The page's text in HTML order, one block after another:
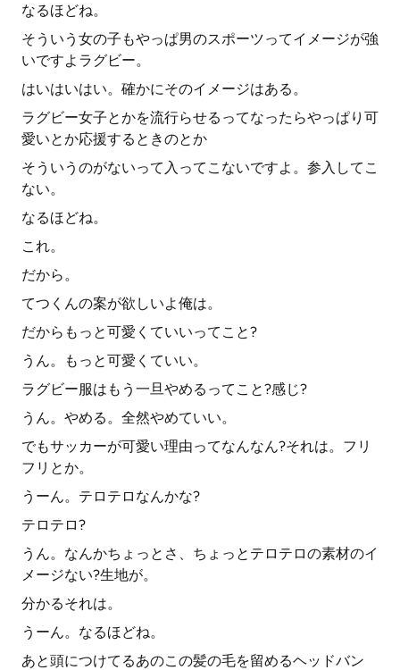
なるほどね。
そういう女の子もやっぱ男のスポーツってイメージが強
いですよラグビー。
はいはいはい。確かにそのイメージはある。
ラグビー女子とかを流行らせるってなったらやっぱり可
愛いとか応援するときのとか
そういうのがないって入ってこないですよ。参入してこ
ない。
なるほどね。
これ。
だから。
てつくんの案が欲しいよ俺は。
だからもっと可愛くていいってこと?
うん。もっと可愛くていい。
ラグビー服はもう一旦やめるってこと?感じ?
うん。やめる。全然やめていい。
でもサッカーが可愛い理由ってなんなん?それは。フリ
フリとか。
うーん。テロテロなんかな?
テロテロ?
うん。なんかちょっとさ、ちょっとテロテロの素材のイ
メージない?生地が。
分かるそれは。
うーん。なるほどね。
あと頭につけてるあのこの髪の毛を留めるヘッドバン